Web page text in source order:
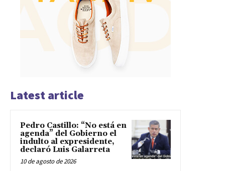
Latest article
Pedro Castillo: “No está en
agenda” del Gobierno el
indulto al expresidente,
declaró Luis Galarreta
10 de agosto de 2026